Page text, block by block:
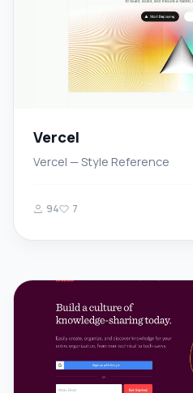
Vercel
Vercel — Style Reference
94 7